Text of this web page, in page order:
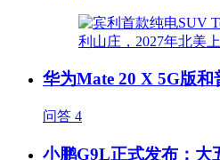
华为Mate 20 X 5G版和
问答 4
小鹏G9L正式发布：大